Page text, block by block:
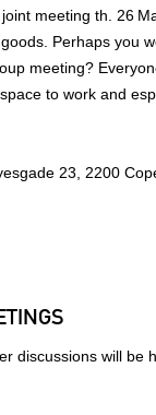
meeting th. 26
Perhaps you
meeting?
to work and
23, 2200
discussions will be